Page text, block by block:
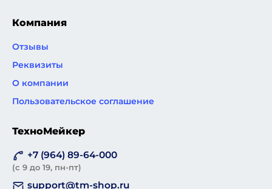
Компания
Отзывы
Реквизиты
О компании
Пользовательское соглашение
ТехноМейкер
+7 (964) 89-64-000
(с 9 до 19, пн-пт)
support@tm-shop.ru